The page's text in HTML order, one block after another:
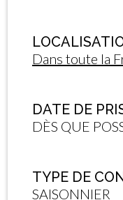
Dans toute la
DATE DE
DÈS QUE
TYPE DE
SAISONNIER